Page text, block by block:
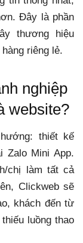
Đây là phần
thương hiệu
riêng lẻ.
nghiệp
website?
thiết kế
Zalo Mini App.
chị làm tất cả
Clickweb sẽ
khách đến từ
luồng thao